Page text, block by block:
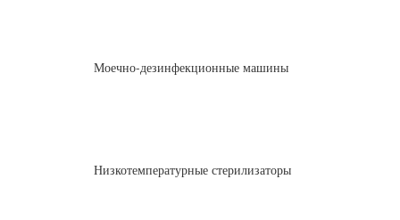
Моечно-дезинфекционные машины
Низкотемпературные стерилизаторы